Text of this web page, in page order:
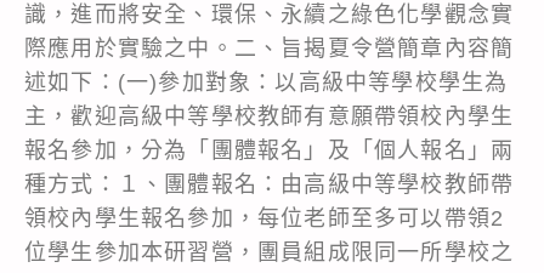
識，進而將安全、環保、永續之綠色化學觀念實
際應用於實驗之中。二、旨揭夏令營簡章內容簡
述如下：(一)參加對象：以高級中等學校學生為
主，歡迎高級中等學校教師有意願帶領校內學生
報名參加，分為「團體報名」及「個人報名」兩
種方式：１、團體報名：由高級中等學校教師帶
領校內學生報名參加，每位老師至多可以帶領2
位學生參加本研習營，團員組成限同一所學校之